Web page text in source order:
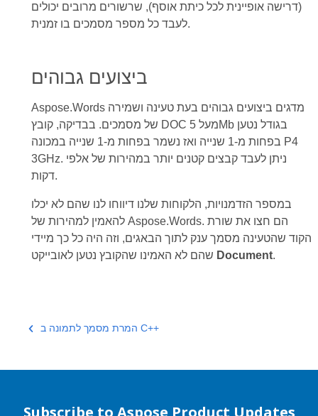
(דרישה אופיינית לכל כיתת אוסף), שרשורים מרובים יכולים
לעבד כל מספר מסמכים בו זמנית.
Aspose.Words מדגים ביצועים גבוהים בעת טעינה ושמירה
של מסמכים. בבדיקה, קובץ DOC מעל 5Mb בגודל נטען
בפחות מ-1 שנייה ואז נשמר בפחות מ-1 שנייה במכונה P4
3GHz. ניתן לעבד קבצים קטנים יותר במהירות של אלפי
דקות.
במספר הזדמנויות, הלקוחות שלנו דיווחו לנו שהם לא יכלו
להאמין למהירות של Aspose.Words. הם חצו את שורת
הקוד שהטעינה מסמך ענק לתוך הבאגים, וזה היה כל כך מיידי
Document.
המרת מסמך לתמונה ב C++